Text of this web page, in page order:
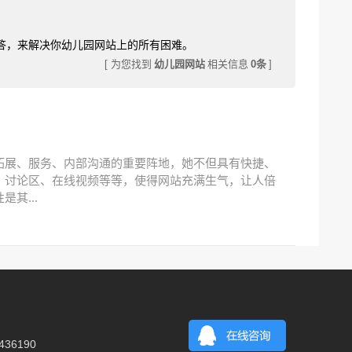
来解决你幼儿园网站上的所有困难。
[ 为您找到 幼儿园网站 相关信息 0条 ]
、服务、内部沟通的重要阵地，她不但具有快捷、
论区、在线视频等等，使得网站充满生气，让人倍
是其...